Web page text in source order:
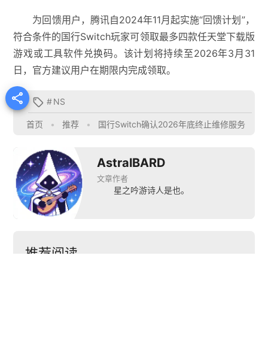
为回馈用户，腾讯自2024年11月起实施“回馈计划”，
符合条件的国行Switch玩家可领取最多四款任天堂下载版
游戏或工具软件兑换码。该计划将持续至2026年3月31
日，官方建议用户在期限内完成领取。
  #NS
首页 • 推荐 • 国行Switch确认2026年底终止维修服务
AstralBARD
文章作者
星之吟游诗人是也。
推荐阅读